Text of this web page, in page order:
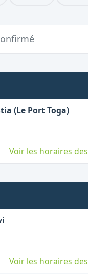
(Le Port Toga),
Voir les horaires
,
Voir les horaires